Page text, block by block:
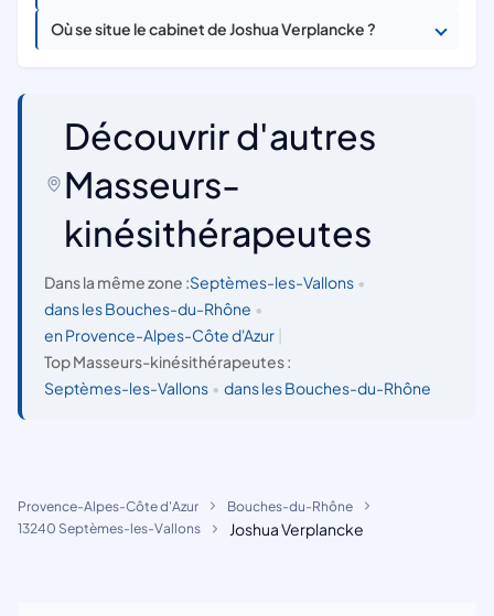
Où se situe le cabinet de Joshua Verplancke ?
Découvrir d'autres
Masseurs-
kinésithérapeutes
Dans la même zone :Septèmes-les-Vallons •
dans les Bouches-du-Rhône •
en Provence-Alpes-Côte d'Azur
Top Masseurs-kinésithérapeutes :
Septèmes-les-Vallons • dans les Bouches-du-Rhône
Provence-Alpes-Côte d'Azur
Bouches-du-Rhône
13240 Septèmes-les-Vallons
Joshua Verplancke